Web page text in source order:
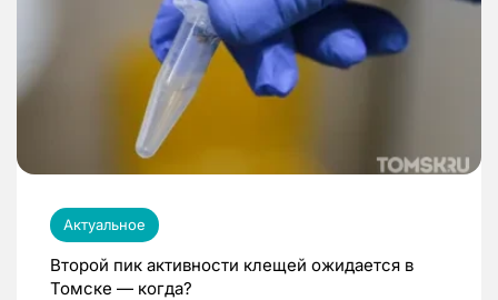
Актуальное
Второй пик активности клещей ожидается в
Томске — когда?